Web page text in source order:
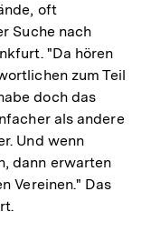
oft
Suche nach
"Da hören
zum Teil
doch das
als andere
Und wenn
dann erwarten
Vereinen." Das